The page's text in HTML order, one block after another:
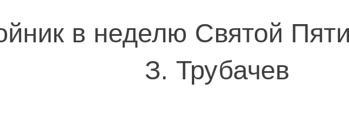
в неделю Святой
З. Трубачев